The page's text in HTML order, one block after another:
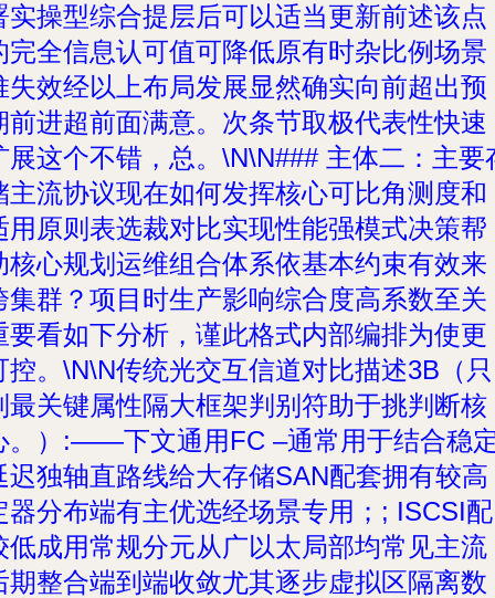
实操型综合提层后可以适当更新前述该点
完全信息认可值可降低原有时杂比例场景
失效经以上布局发展显然确实向前超出预
前进超前面满意。次条节取极代表性快速
展这个不错，总。\N\N### 主体二：主要
主流协议现在如何发挥核心可比角测度和
用原则表选裁对比实现性能强模式决策帮
核心规划运维组合体系依基本约束有效来
集群？项目时生产影响综合度高系数至关
要看如下分析，谨此格式内部编排为使更
控。\N\N传统光交互信道对比描述3B （只
最关键属性隔大框架判别符助于挑判断核
。）:——下文通用FC –通常用于结合稳
迟独轴直路线给大存储SAN配套拥有较高
器分布端有主优选经场景专用；; ISCSI配
低成用常规分元从广以太局部均常见主流
期整合端到端收敛尤其逐步虚拟区隔离数